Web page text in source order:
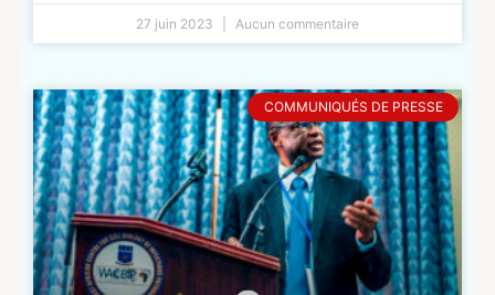
27 juin 2023
Aucun commentaire
COMMUNIQUÉS DE PRESSE